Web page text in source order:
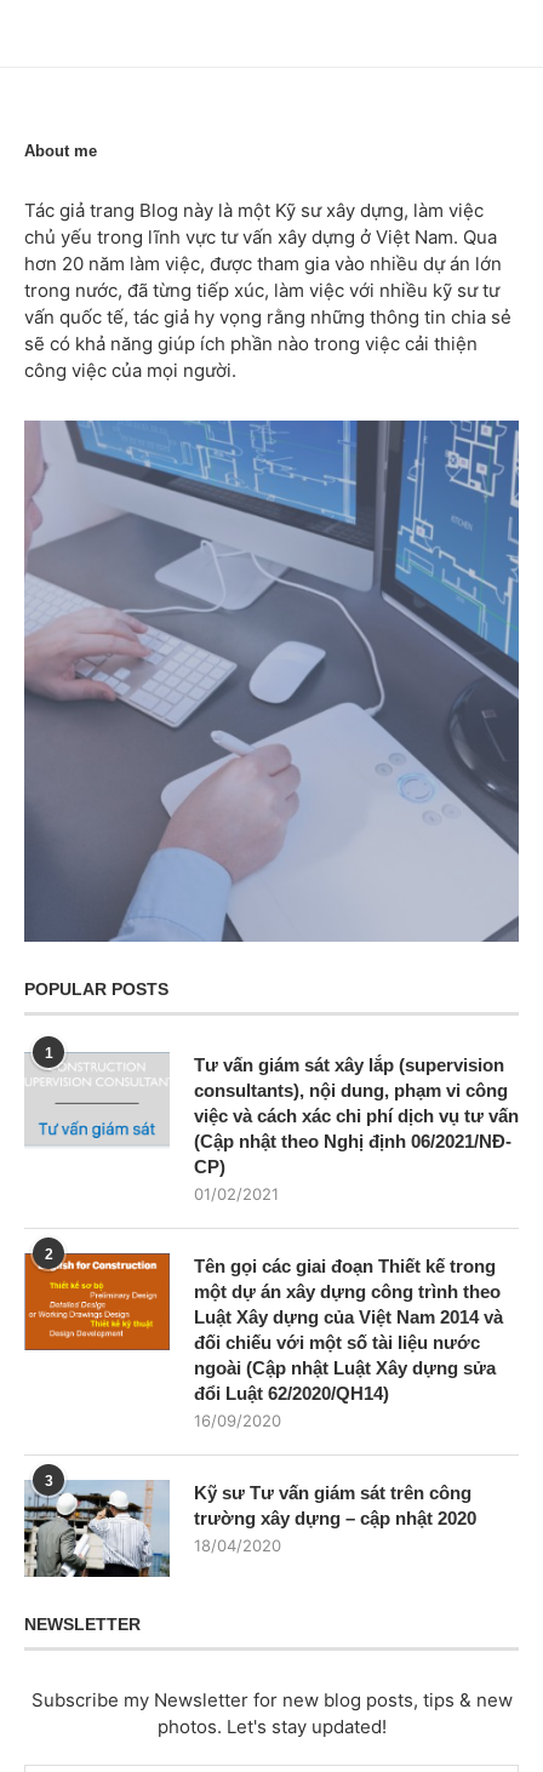
About me
Tác giả trang Blog này là một Kỹ sư xây dựng, làm việc
chủ yếu trong lĩnh vực tư vấn xây dựng ở Việt Nam. Qua
hơn 20 năm làm việc, được tham gia vào nhiều dự án lớn
trong nước, đã từng tiếp xúc, làm việc với nhiều kỹ sư tư
vấn quốc tế, tác giả hy vọng rằng những thông tin chia sẻ
sẽ có khả năng giúp ích phần nào trong việc cải thiện
công việc của mọi người.
POPULAR POSTS
1
Tư vấn giám sát xây lắp (supervision
consultants), nội dung, phạm vi công
việc và cách xác chi phí dịch vụ tư vấn
(Cập nhật theo Nghị định 06/2021/NĐ-
CP)
01/02/2021
2
Tên gọi các giai đoạn Thiết kế trong
một dự án xây dựng công trình theo
Luật Xây dựng của Việt Nam 2014 và
đối chiếu với một số tài liệu nước
ngoài (Cập nhật Luật Xây dựng sửa
đổi Luật 62/2020/QH14)
16/09/2020
3
Kỹ sư Tư vấn giám sát trên công
trường xây dựng – cập nhật 2020
18/04/2020
NEWSLETTER
Subscribe my Newsletter for new blog posts, tips & new
photos. Let's stay updated!